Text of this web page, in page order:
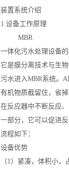
装置系统介绍
1.设备工作原理
MBR
一体化污水处理设备
它是膜分离技术与生
污水进入MBR系统。
有机物质截留住，省
在反应器中不断反应
一部分，它可以促进
流程如下：
设备优势
（1）紧凑，体积小